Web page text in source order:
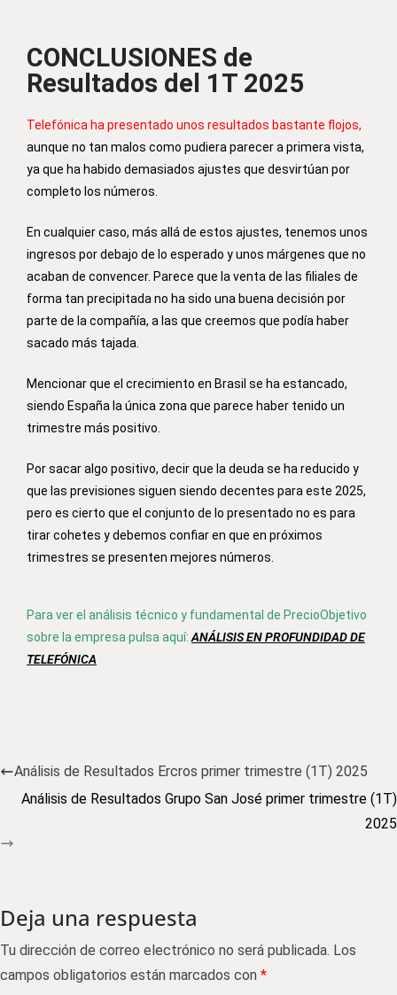
CONCLUSIONES de
Resultados del 1T 2025
Telefónica ha presentado unos resultados bastante flojos,
aunque no tan malos como pudiera parecer a primera vista,
ya que ha habido demasiados ajustes que desvirtúan por
completo los números.
En cualquier caso, más allá de estos ajustes, tenemos unos
ingresos por debajo de lo esperado y unos márgenes que no
acaban de convencer. Parece que la venta de las filiales de
forma tan precipitada no ha sido una buena decisión por
parte de la compañía, a las que creemos que podía haber
sacado más tajada.
Mencionar que el crecimiento en Brasil se ha estancado,
siendo España la única zona que parece haber tenido un
trimestre más positivo.
Por sacar algo positivo, decir que la deuda se ha reducido y
que las previsiones siguen siendo decentes para este 2025,
pero es cierto que el conjunto de lo presentado no es para
tirar cohetes y debemos confiar en que en próximos
trimestres se presenten mejores números.
Para ver el análisis técnico y fundamental de PrecioObjetivo
sobre la empresa pulsa aquí: ANÁLISIS EN PROFUNDIDAD DE
TELEFÓNICA
Análisis de Resultados Ercros primer trimestre (1T) 2025
Análisis de Resultados Grupo San José primer trimestre (1T)
2025
Deja una respuesta
Tu dirección de correo electrónico no será publicada. Los
campos obligatorios están marcados con *